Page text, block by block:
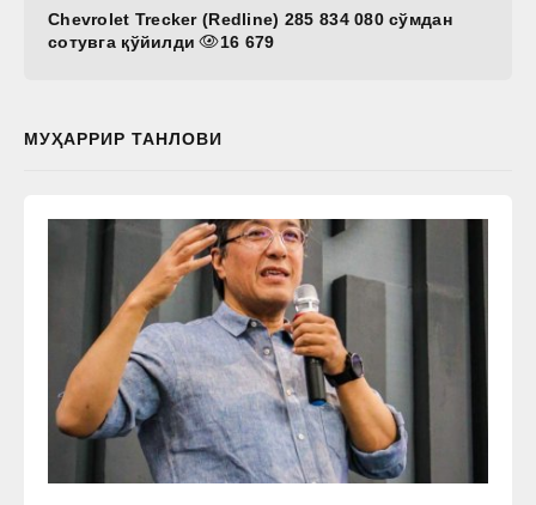
Chevrolet Trecker (Redline) 285 834 080 сўмдан
сотувга қўйилди
16 679
МУҲАРРИР ТАНЛОВИ